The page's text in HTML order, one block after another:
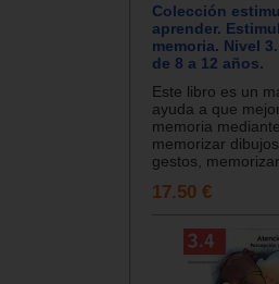
Colección
aprender.
memoria. Nivel
de 8 a 12 años.
Este libro es un
ayuda a que
memoria
memorizar
gestos,
17.50 €